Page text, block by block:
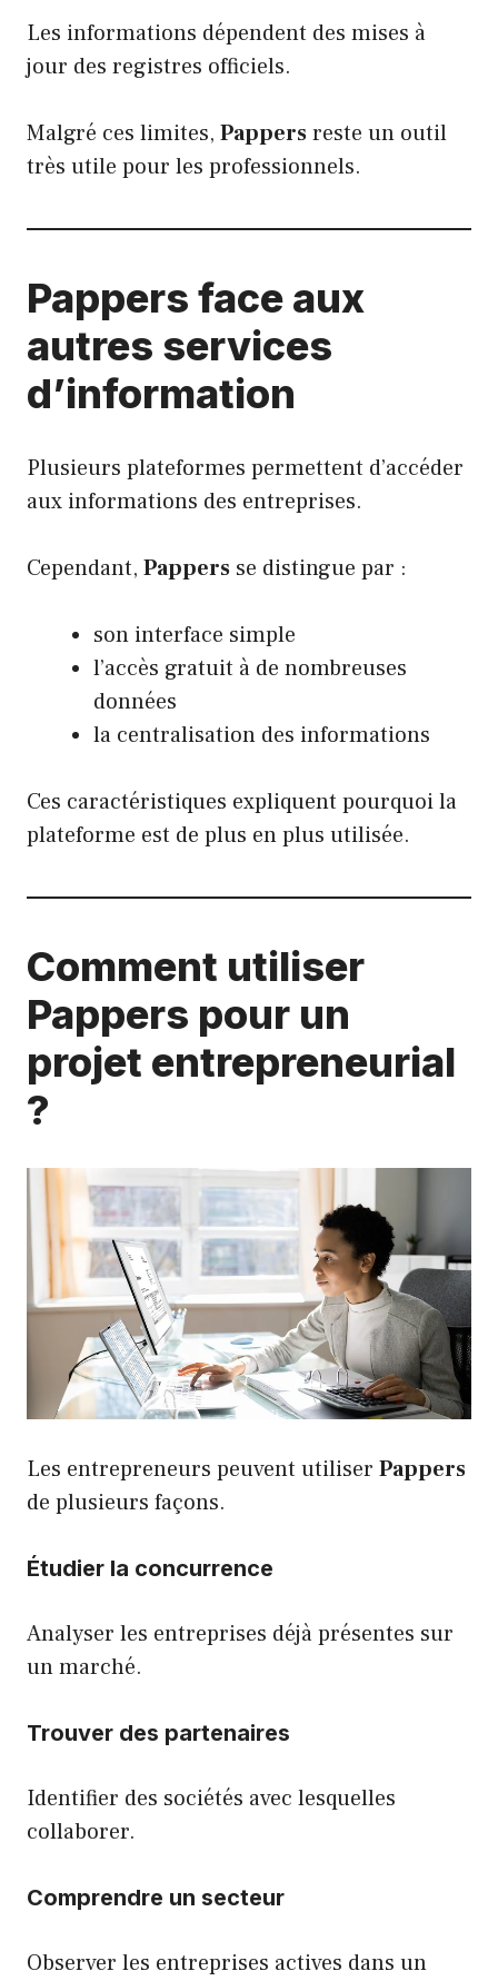
Les informations dépendent des mises à
jour des registres officiels.
Malgré ces limites, Pappersreste un outil
très utile pour les professionnels.
Pappers face aux
autres services
d’information
Plusieurs plateformes permettent d’accéder
aux informations des entreprises.
Cependant, Pappers se distingue par :
son interface simple
l’accès gratuit à de nombreuses
données
la centralisation des informations
Ces caractéristiques expliquent pourquoi la
plateforme est de plus en plus utilisée.
Comment utiliser
Pappers pour un
projet entrepreneurial
?
Les entrepreneurs peuvent utiliser Pappers
de plusieurs façons.
Étudier la concurrence
Analyser les entreprises déjà présentes sur
un marché.
Trouver des partenaires
Identifier des sociétés avec lesquelles
collaborer.
Comprendre un secteur
Observer les entreprises actives dans un